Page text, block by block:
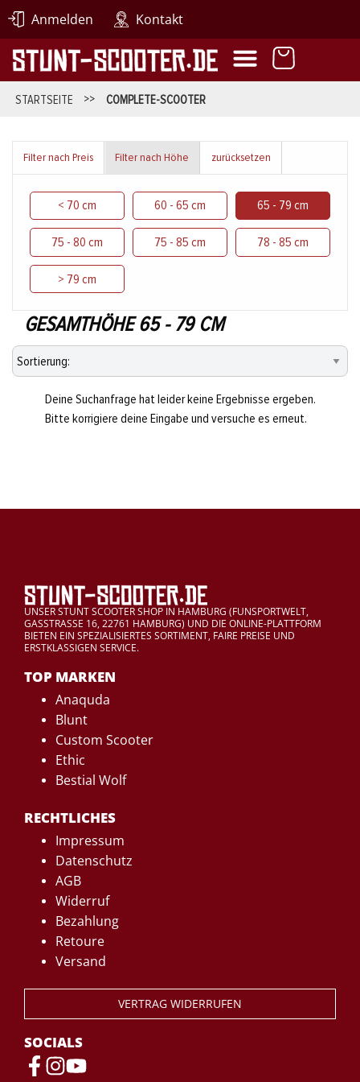
Anmelden Kontakt
STARTSEITE >> COMPLETE-SCOOTER
Filter nach Preis Filter nach Höhe zurücksetzen
< 70 cm 60 - 65 cm 65 - 79 cm
75 - 80 cm 75 - 85 cm 78 - 85 cm
> 79 cm
GESAMTHÖHE 65 - 79 CM
Deine Suchanfrage hat leider keine Ergebnisse ergeben.
Bitte korrigiere deine Eingabe und versuche es erneut.
UNSER STUNT SCOOTER SHOP IN HAMBURG (FUNSPORTWELT,
GASSTRASSE 16, 22761 HAMBURG) UND DIE ONLINE-PLATTFORM
BIETEN EIN SPEZIALISIERTES SORTIMENT, FAIRE PREISE UND
ERSTKLASSIGEN SERVICE.
TOP MARKEN
Anaquda
Blunt
Custom Scooter
Ethic
Bestial Wolf
RECHTLICHES
Impressum
Datenschutz
AGB
Widerruf
Bezahlung
Retoure
Versand
VERTRAG WIDERRUFEN
SOCIALS